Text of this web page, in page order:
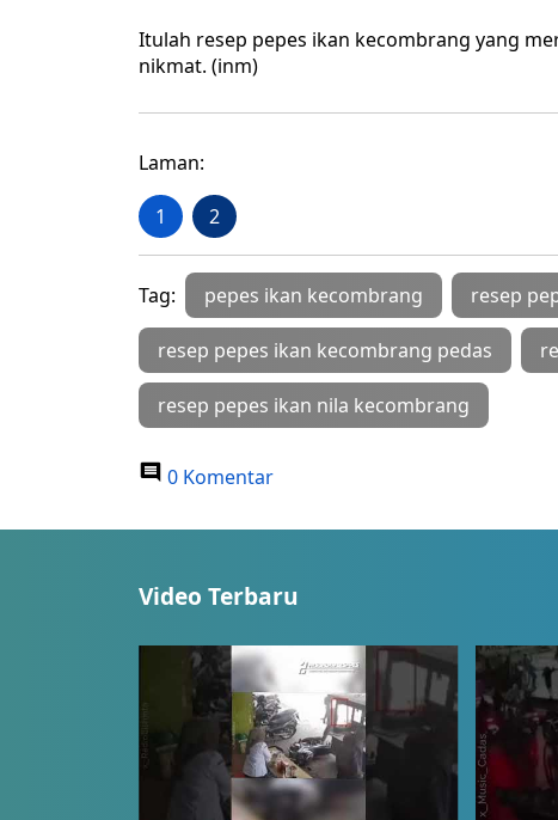
Itulah resep pepes ikan kecombrang yang
nikmat. (inm)
Laman:
1 2
Tag: pepes ikan kecombrang resep
resep pepes ikan kecombrang pedas
resep pepes ikan nila kecombrang
0 Komentar
Video Terbaru